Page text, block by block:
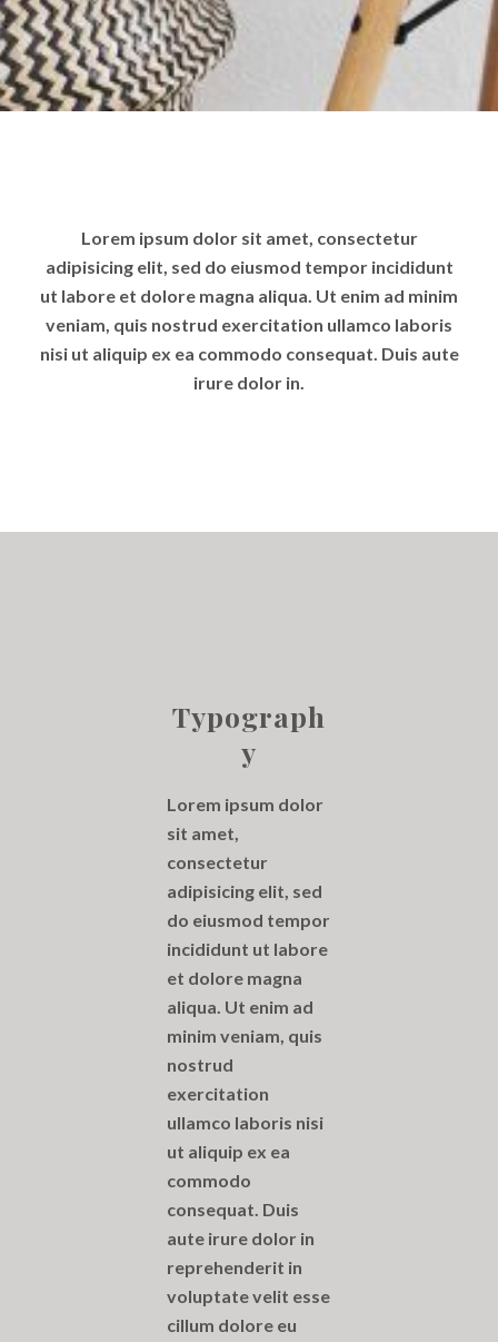
Lorem ipsum dolor sit amet, consectetur
adipisicing elit, sed do eiusmod tempor incididunt
ut labore et dolore magna aliqua. Ut enim ad minim
veniam, quis nostrud exercitation ullamco laboris
nisi ut aliquip ex ea commodo consequat. Duis aute
irure dolor in.
Typograph
Y
Lorem ipsum dolor
sit amet,
consectetur
adipisicing elit, sed
do eiusmod tempor
incididunt ut labore
et dolore magna
aliqua. Ut enim ad
minim veniam, quis
nostrud
exercitation
ullamco laboris nisi
ut aliquip ex ea
commodo
consequat. Duis
aute irure dolor in
reprehenderit in
voluptate velit esse
cillum dolore eu